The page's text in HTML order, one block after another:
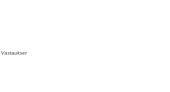
Vastaukset